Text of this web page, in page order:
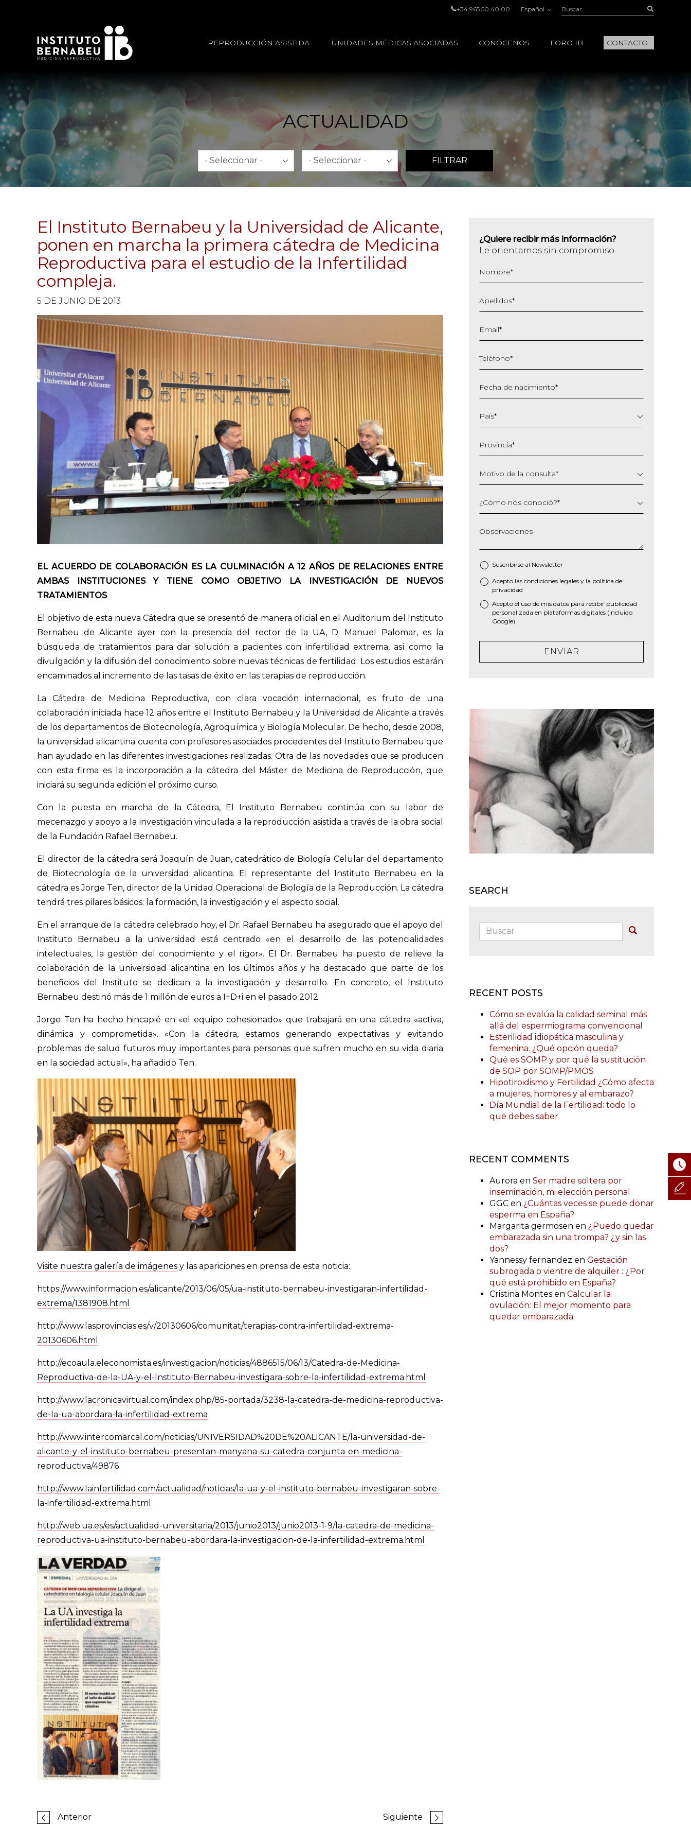
+34 965 50 40 00 Español Buscar:
REPRODUCCIÓN ASISTIDA UNIDADES MÉDICAS ASOCIADAS CONÓCENOS FORO IB CONTACTO
ACTUALIDAD
Mes Año
FILTRAR
El Instituto Bernabeu y la Universidad de Alicante,
ponen en marcha la primera cátedra de Medicina
Reproductiva para el estudio de la Infertilidad
compleja.
5 DE JUNIO DE 2013
EL ACUERDO DE COLABORACIÓN ES LA CULMINACIÓN A 12 AÑOS DE RELACIONES ENTRE
AMBAS INSTITUCIONES Y TIENE COMO OBJETIVO LA INVESTIGACIÓN DE NUEVOS
TRATAMIENTOS
El objetivo de esta nueva Cátedra que se presentó de manera oficial en el Auditorium del Instituto
Bernabeu de Alicante ayer con la presencia del rector de la UA, D. Manuel Palomar, es la
búsqueda de tratamientos para dar solución a pacientes con infertilidad extrema, así como la
divulgación y la difusión del conocimiento sobre nuevas técnicas de fertilidad. Los estudios estarán
encaminados al incremento de las tasas de éxito en las terapias de reproducción.
La Cátedra de Medicina Reproductiva, con clara vocación internacional, es fruto de una
colaboración iniciada hace 12 años entre el Instituto Bernabeu y la Universidad de Alicante a través
de los departamentos de Biotecnología, Agroquímica y Biología Molecular. De hecho, desde 2008,
la universidad alicantina cuenta con profesores asociados procedentes del Instituto Bernabeu que
han ayudado en las diferentes investigaciones realizadas. Otra de las novedades que se producen
con esta firma es la incorporación a la cátedra del Máster de Medicina de Reproducción, que
iniciará su segunda edición el próximo curso.
Con la puesta en marcha de la Cátedra, El Instituto Bernabeu continúa con su labor de
mecenazgo y apoyo a la investigación vinculada a la reproducción asistida a través de la obra social
de la Fundación Rafael Bernabeu.
El director de la cátedra será Joaquín de Juan, catedrático de Biología Celular del departamento
de Biotecnología de la universidad alicantina. El representante del Instituto Bernabeu en la
cátedra es Jorge Ten, director de la Unidad Operacional de Biología de la Reproducción. La cátedra
tendrá tres pilares básicos: la formación, la investigación y el aspecto social.
En el arranque de la cátedra celebrado hoy, el Dr. Rafael Bernabeu ha asegurado que el apoyo del
Instituto Bernabeu a la universidad está centrado «en el desarrollo de las potencialidades
intelectuales, la gestión del conocimiento y el rigor». El Dr. Bernabeu ha puesto de relieve la
colaboración de la universidad alicantina en los últimos años y ha destacado que parte de los
beneficios del Instituto se dedican a la investigación y desarrollo. En concreto, el Instituto
Bernabeu destinó más de 1 millón de euros a I+D+i en el pasado 2012.
Jorge Ten ha hecho hincapié en «el equipo cohesionado» que trabajará en una cátedra «activa,
dinámica y comprometida». «Con la cátedra, estamos generando expectativas y evitando
problemas de salud futuros muy importantes para personas que sufren mucho en su vida diaria
en la sociedad actual», ha añadido Ten.
Visite nuestra galería de imágenes y las apariciones en prensa de esta noticia:
https://www.informacion.es/alicante/2013/06/05/ua-instituto-bernabeu-investigaran-infertilidad-
extrema/1381908.html
http://www.lasprovincias.es/v/20130606/comunitat/terapias-contra-infertilidad-extrema-
20130606.html
http://ecoaula.eleconomista.es/investigacion/noticias/4886515/06/13/Catedra-de-Medicina-
Reproductiva-de-la-UA-y-el-Instituto-Bernabeu-investigara-sobre-la-infertilidad-extrema.html
http://www.lacronicavirtual.com/index.php/85-portada/3238-la-catedra-de-medicina-reproductiva-
de-la-ua-abordara-la-infertilidad-extrema
http://www.intercomarcal.com/noticias/UNIVERSIDAD%20DE%20ALICANTE/la-universidad-de-
alicante-y-el-instituto-bernabeu-presentan-manyana-su-catedra-conjunta-en-medicina-
reproductiva/49876
http://www.lainfertilidad.com/actualidad/noticias/la-ua-y-el-instituto-bernabeu-investigaran-sobre-
la-infertilidad-extrema.html
http://web.ua.es/es/actualidad-universitaria/2013/junio2013/junio2013-1-9/la-catedra-de-medicina-
reproductiva-ua-instituto-bernabeu-abordara-la-investigacion-de-la-infertilidad-extrema.html
Anterior Siguiente
¿Quiere recibir más información?
Le orientamos sin compromiso
Nombre*
Apellidos*
Email*
Teléfono*
Fecha de nacimiento*
barra
MM
AAAA
País*
Provincia*
Motivo de la consulta*
¿Cómo nos conoció?*
Observaciones
Suscribirse al Newsletter
* Acepto las condiciones legales y la política de
privacidad
Acepto el uso de mis datos para recibir publicidad
personalizada en plataformas digitales (incluido
Google)
ENVIAR
SEARCH
Buscar:
RECENT POSTS
Cómo se evalúa la calidad seminal más
allá del espermiograma convencional
Esterilidad idiopática masculina y
femenina. ¿Qué opción queda?
Qué es SOMP y por qué la sustitución
de SOP por SOMP/PMOS
Hipotiroidismo y Fertilidad ¿Cómo afecta
a mujeres, hombres y al embarazo?
Día Mundial de la Fertilidad: todo lo
que debes saber
RECENT COMMENTS
Aurora en Ser madre soltera por
inseminación, mi elección personal
GGC en ¿Cuántas veces se puede donar
esperma en España?
Margarita germosen en ¿Puedo quedar
embarazada sin una trompa? ¿y sin las
dos?
Yannessy fernandez en Gestación
subrogada o vientre de alquiler : ¿Por
qué está prohibido en España?
Cristina Montes en Calcular la
ovulación: El mejor momento para
quedar embarazada